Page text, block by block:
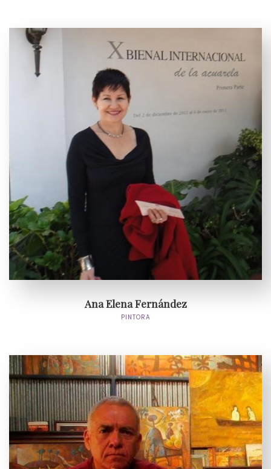
Ana Elena Fernández
PINTORA